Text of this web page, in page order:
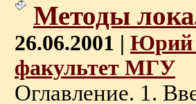
Методы
26.06.2001 | Юрий
факультет МГУ
Оглавление. 1.